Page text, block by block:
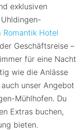
exklusiven
Romantik Hotel
Geschäftsreise –
für eine Nacht
wie die Anlässe
unser Angebot
Mühlhofen. Du
Extras buchen,
bieten.